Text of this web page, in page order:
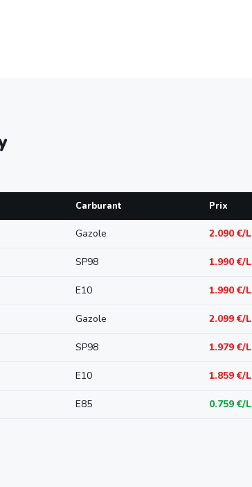
Carburant Prix
Gazole 2.090 €/L
SP98 1.990 €/L
E10 1.990 €/L
Gazole 2.099 €/L
SP98 1.979 €/L
E10 1.859 €/L
E85 0.759 €/L